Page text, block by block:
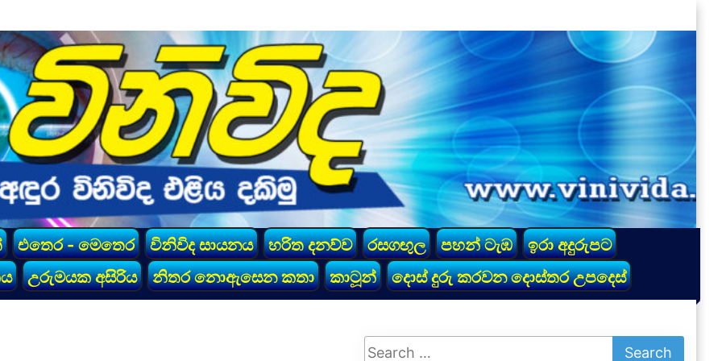
එතෙර - මෙතෙර විනිවිද සායනය හරිත දනව්ව රසගඟුල පහන් ටැඹ
ඉරා අදුරුපට
උරුමයක අසිරිය නිතර නොඇසෙන කතා කාටූන් දොස් දුරු කරවන දොස්තර උපදෙස්